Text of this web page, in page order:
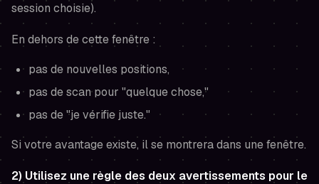
session choisie).
En dehors de cette fenêtre :
pas de nouvelles positions,
pas de scan pour "quelque chose,"
pas de "je vérifie juste."
Si votre avantage existe, il se montrera dans une fenêtre.
2) Utilisez une règle des deux avertissements pour le